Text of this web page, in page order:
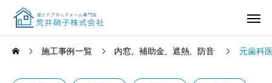
施工事例一覧 内窓 補助金 遮熱 防音 元歯科